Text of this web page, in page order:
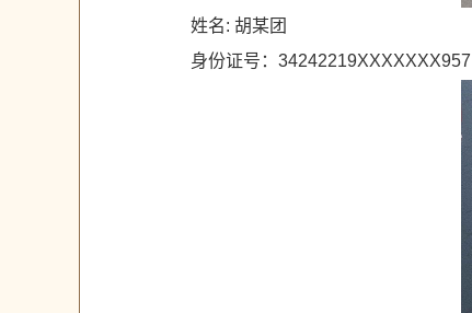
姓名: 胡某团
身份证号：34242219XXXXXXX957